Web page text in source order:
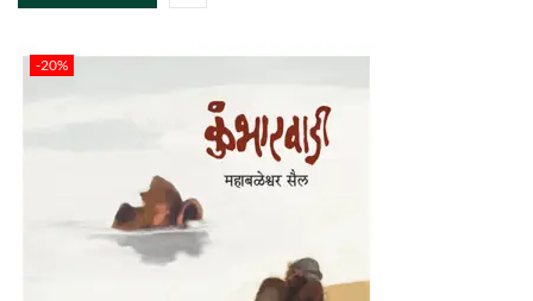
-20%